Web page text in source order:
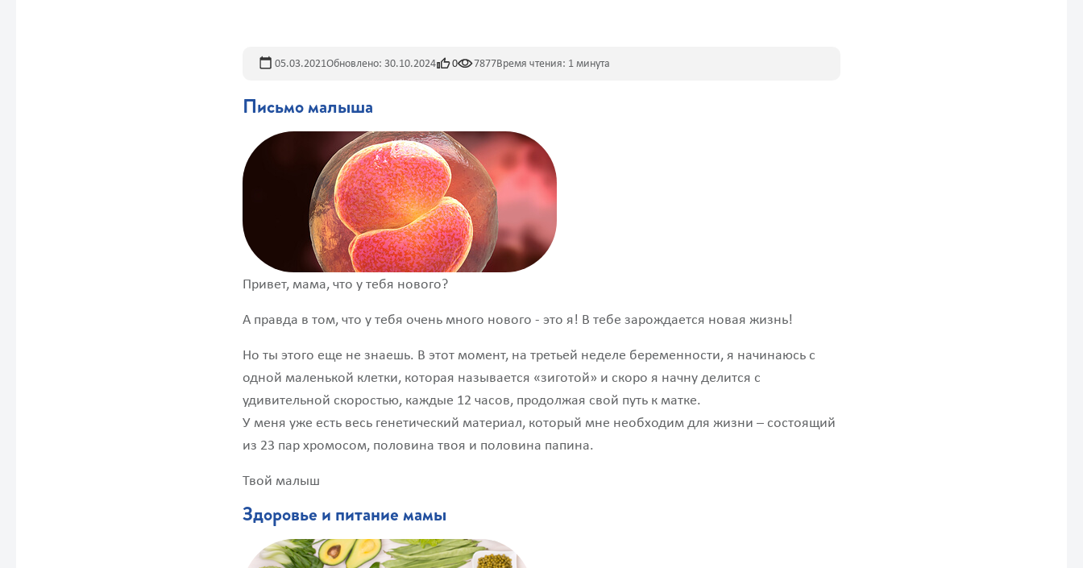
05.03.2021Обновлено: 30.10.2024 0 7877Время чтения: 1 минута
Письмо малыша
Привет, мама, что у тебя нового?
А правда в том, что у тебя очень много нового - это я! В тебе зарождается новая жизнь!
Но ты этого еще не знаешь. В этот момент, на третьей неделе беременности, я начинаюсь с
одной маленькой клетки, которая называется «зиготой» и скоро я начну делится с
удивительной скоростью, каждые 12 часов, продолжая свой путь к матке.
У меня уже есть весь генетический материал, который мне необходим для жизни – состоящий
из 23 пар хромосом, половина твоя и половина папина.
Твой малыш
Здоровье и питание мамы